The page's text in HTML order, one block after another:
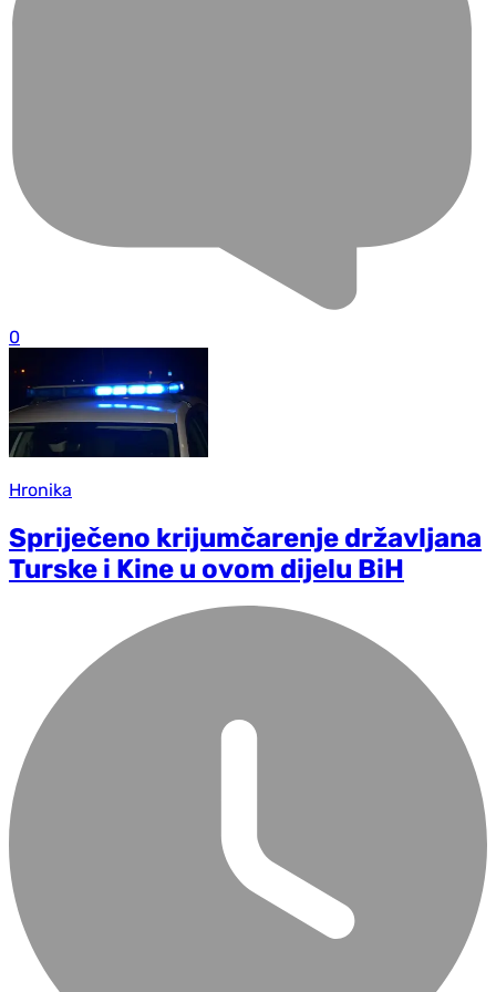
0
Hronika
Spriječeno krijumčarenje državljana
Turske i Kine u ovom dijelu BiH